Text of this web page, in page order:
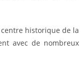
historique de la
avec de nombreux